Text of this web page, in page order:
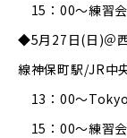
15：00～練習会
◆5月27日(日)＠
線神保町駅/JR中
13：00～
15：00～練習会